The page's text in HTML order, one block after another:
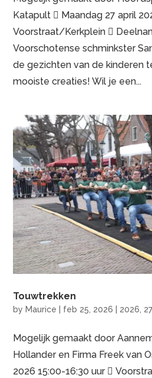
Katapult  Maandag 27 april
Voorstraat/Kerkplein 
Voorschotense schminkster
de gezichten van de kinderen
mooiste creaties! Wil je een...
Touwtrekken
by Maurice feb 25, 2026 2026,
Mogelijk gemaakt door
Hollander en Firma Freek van
2026 15:00-16:30 uur 